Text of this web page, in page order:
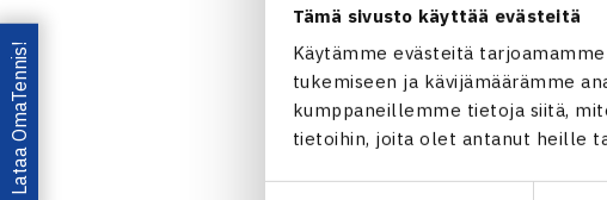
Tämä sivusto käyttää evästeitä
Käytämme evästeitä
tukemiseen ja kävijämäärämme
kumppaneillemme tietoja siitä,
tietoihin, joita olet antanut heille
Välierät 15.3.
TCT – HVS 3-1
Esport Center, Espoo
Sami Huurinainen
Mika Julin TCT –
Lataa OmaTennis!